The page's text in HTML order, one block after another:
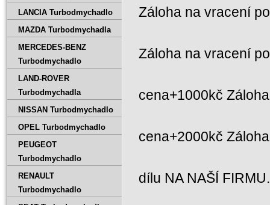
Záloha na vracení
Záloha na vracení
cena+1000kč
cena+2000kč
dílu NA NAŠÍ
LANCIA Turbodmychadlo
MAZDA Turbodmychadla
MERCEDES-BENZ
Turbodmychadlo
LAND-ROVER
Turbodmychadla
NISSAN Turbodmychadlo
OPEL Turbodmychadlo
PEUGEOT
Turbodmychadlo
RENAULT
Turbodmychadlo